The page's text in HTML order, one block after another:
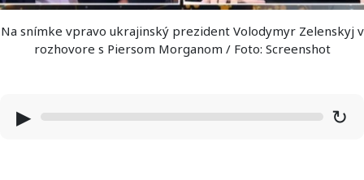
Na snímke vpravo ukrajinský prezident Volodymyr Zelenskyj v
rozhovore s Piersom Morganom / Foto: Screenshot
▶ ↻